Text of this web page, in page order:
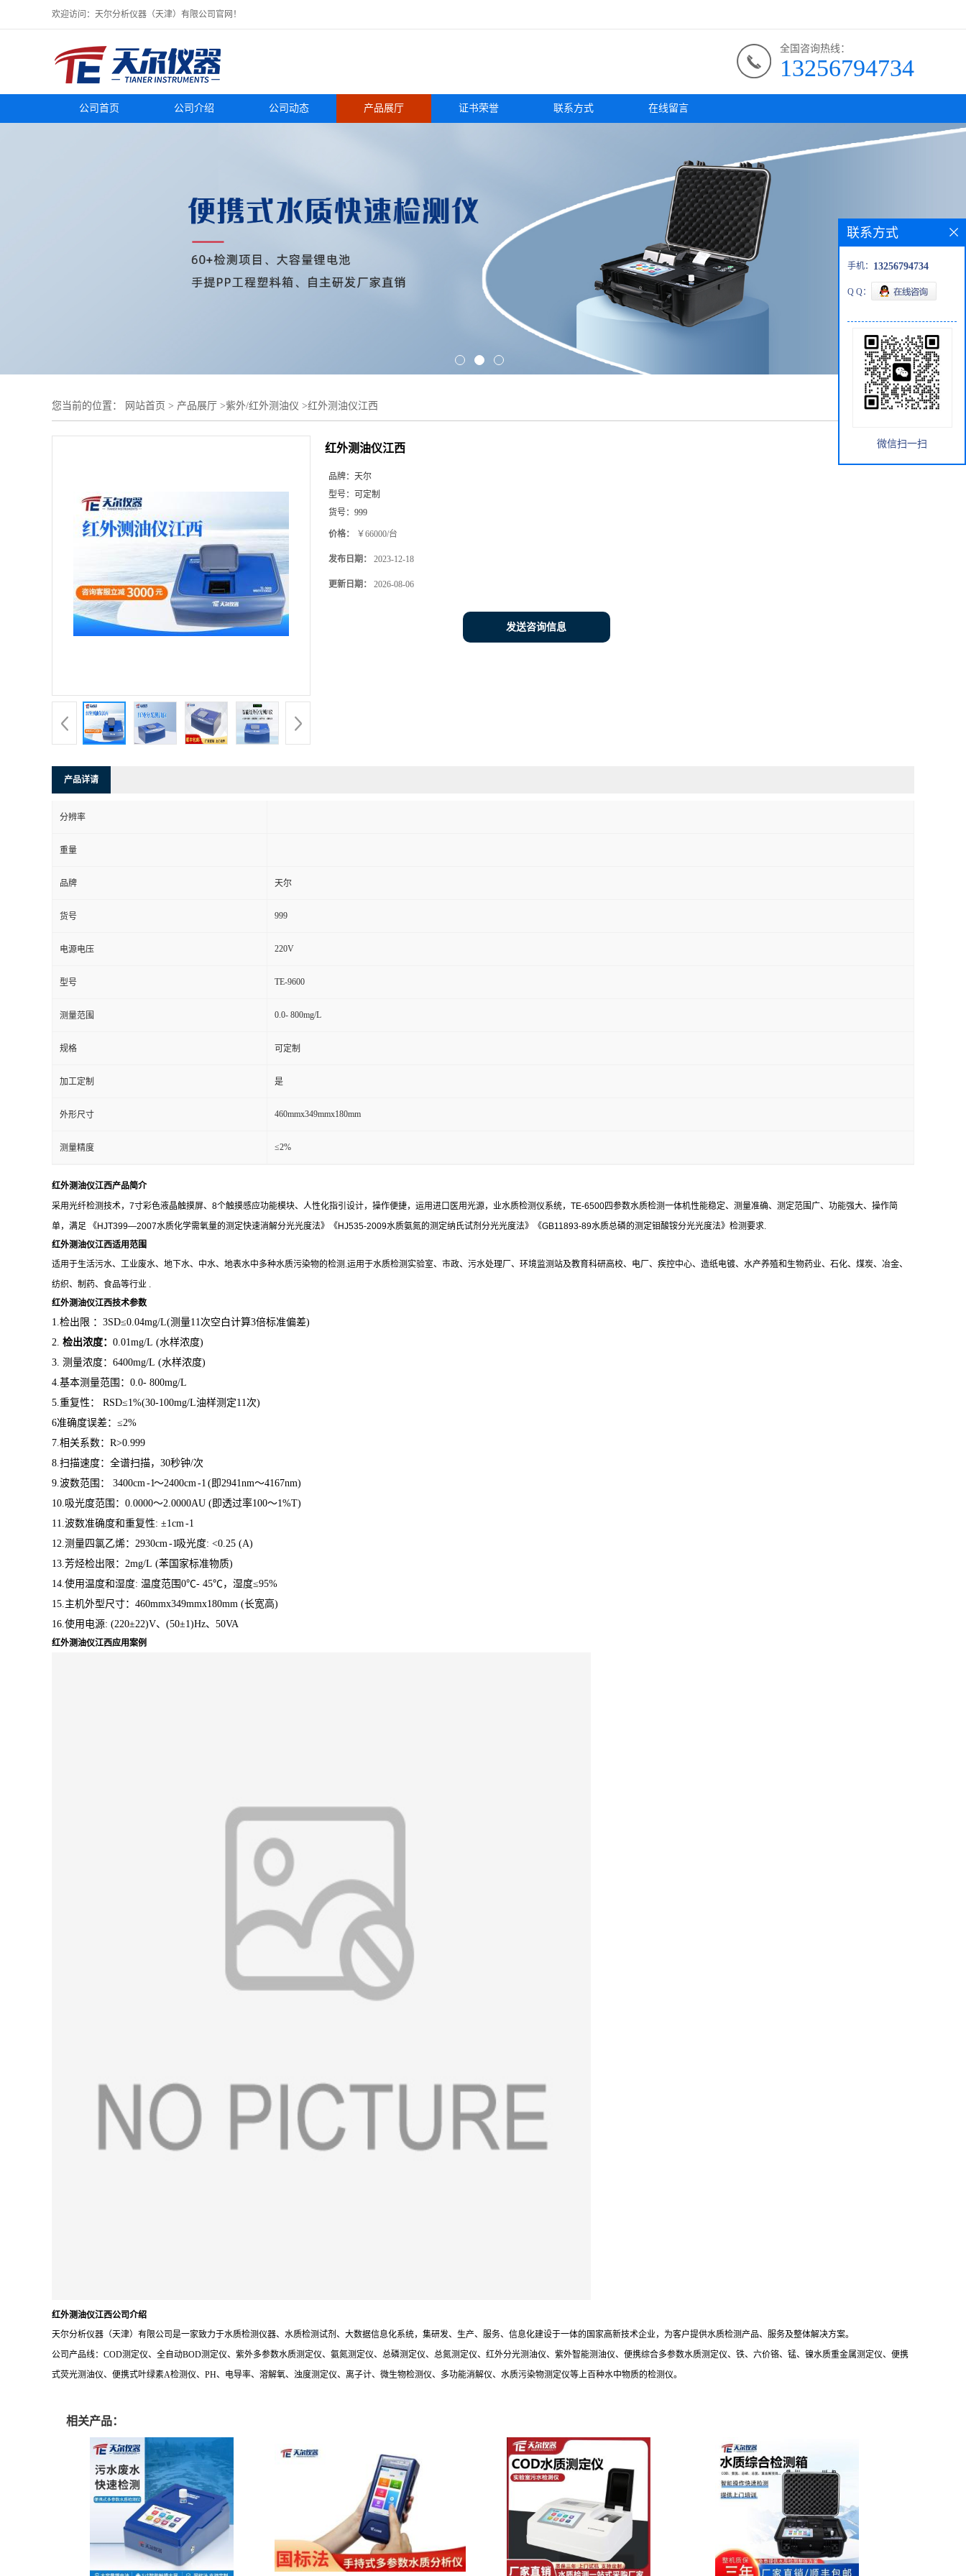
欢迎访问：天尔分析仪器（天津）有限公司官网！
全国咨询热线：
13256794734
公司首页 公司介绍 公司动态 产品展厅 证书荣誉 联系方式 在线留言
您当前的位置： 网站首页 > 产品展厅 >紫外/红外测油仪 >红外测油仪江西
红外测油仪江西
品牌： 天尔
型号：
可定制
货号： 999
价格： ￥66000/台
发布日期： 2023-12-18
更新日期： 2026-08-06
发送咨询信息
产品详请
分辨率
重量
品牌 天尔
货号 999
电源电压 220V
型号 TE-9600
测量范围 0.0- 800mg/L
规格 可定制
加工定制 是
外形尺寸 460mmx349mmx180mm
测量精度 ≤2%
红外测油仪江西产品简介
采用光纤检测技术， 7寸彩色液晶触摸屏、8个触摸感应功能模块、人性化指引设计，操作便捷，运用进口医用光源，业水质检测仪系统，TE-6500四参数水质检测一体机性能稳定、测量准确、测定范围广、功能强大、操作简
单， 满足 《HJT399—2007水质化学需氧量的测定快速消解分光光度法》《HJ535-2009水质氨氮的测定纳氏试剂分光光度法》《GB11893-89水质总磷的测定钼酸铵分光光度法》检测要求.
红外测油仪江西适用范围
适用于生活污水、工业废水、地下水、中水、地表水中多种水质污染物的检测 .运用于水质检测实验室、市政、污水处理厂、环境监测站及教育科研高校、电厂、疾控中心、造纸电镀、水产养殖和生物药业、石化、煤炭、冶金、
纺织、制药、食品等行业 .
红外测油仪江西技术参数
1.检出限 ：3SD≤0.04mg/L(测量11次空白计算3倍标准偏差)
2. 检出浓度： 0.01mg/L (水样浓度)
3. 测量浓度：6400mg/L (水样浓度)
4.基本测量范围：0.0- 800mg/L
5.重复性： RSD≤1%(30-100mg/L油样测定11次)
6准确度误差： ≤2%
7.相关系数：R>0.999
8.扫描速度：全谱扫描，30秒钟/次
9.波数范围：
3400cm-1～2400cm-1(即2941nm～4167nm)
10.吸光度范围：0.0000～2.0000AU (即透过率100～1%T)
11.波数准确度和重复性: ±1cm-1
12.测量四氯乙烯：2930cm-1吸光度: <0.25 (A)
13.芳烃检出限：2mg/L (苯国家标准物质)
14.使用温度和湿度: 温度范围0℃- 45℃，湿度≤95%
15.主机外型尺寸：460mmx349mmx180mm (长宽高)
16.使用电源: (220±22)V、(50±1)Hz、50VA
红外测油仪江西应用案例
红外测油仪江西公司介绍
天尔分析仪器（天津）有限公司是一家致力于水质检测仪器、水质检测试剂、大数据信息化系统，集研发、生产、服务、信息化建设于一体的国家高新技术企业，为客户提供水质检测产品、服务及整体解决方案。
公司产品线：COD测定仪、全自动BOD测定仪、紫外多参数水质测定仪、氨氮测定仪、总磷测定仪、总氮测定仪、红外分光测油仪、紫外智能测油仪、便携综合多参数水质测定仪、铁、六价铬、锰、镍水质重金属测定仪、便携
式荧光测油仪、便携式叶绿素A检测仪、PH、电导率、溶解氧、浊度测定仪、离子计、微生物检测仪、多功能消解仪、水质污染物测定仪等上百种水中物质的检测仪。
相关产品：
联系方式
手机： 13256794734
Q Q：
微信扫一扫